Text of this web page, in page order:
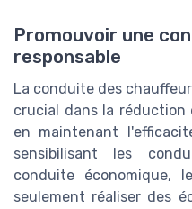
Promouvoir une
responsable
La conduite des
crucial dans la
en maintenant
sensibilisant les
conduite économique,
seulement réaliser des